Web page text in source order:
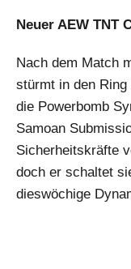
Neuer AEW TNT
Nach dem Match
stürmt in den
die Powerbomb
Samoan
Sicherheitskräfte
doch er schaltet
dieswöchige